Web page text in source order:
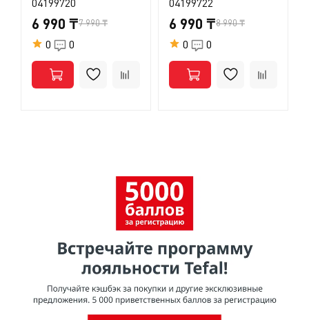
6 990 ₸7 990 ₸
0 0
6 990 ₸8 990 ₸
0 0